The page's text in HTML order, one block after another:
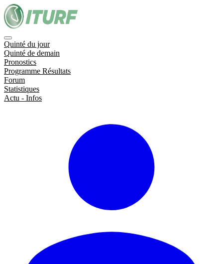
Quinté du jour
Quinté de demain
Pronostics
Programme Résultats
Forum
Statistiques
Actu - Infos